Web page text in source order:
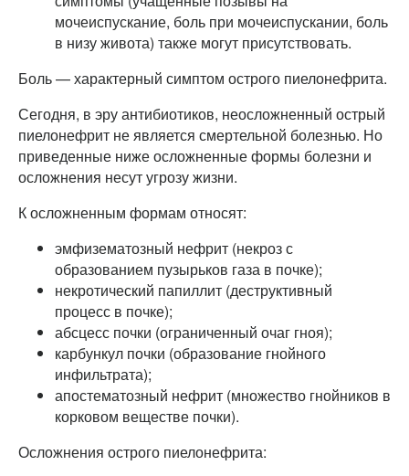
мочеиспускание, боль при мочеиспускании, боль
в низу живота) также могут присутствовать.
Боль — характерный симптом острого пиелонефрита.
Сегодня, в эру антибиотиков, неосложненный острый
пиелонефрит не является смертельной болезнью. Но
приведенные ниже осложненные формы болезни и
осложнения несут угрозу жизни.
К осложненным формам относят:
эмфизематозный нефрит (некроз с
образованием пузырьков газа в почке);
некротический папиллит (деструктивный
процесс в почке);
абсцесс почки (ограниченный очаг гноя);
карбункул почки (образование гнойного
инфильтрата);
апостематозный нефрит (множество гнойников в
корковом веществе почки).
Осложнения острого пиелонефрита: